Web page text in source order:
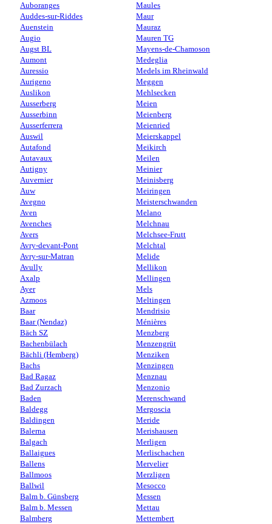
Auboranges
Auddes-sur-Riddes
Auenstein
Augio
Augst BL
Aumont
Auressio
Aurigeno
Auslikon
Ausserberg
Ausserbinn
Ausserferrera
Auswil
Autafond
Autavaux
Autigny
Auvernier
Auw
Avegno
Aven
Avenches
Avers
Avry-devant-Pont
Avry-sur-Matran
Avully
Axalp
Ayer
Azmoos
Baar
Baar (Nendaz)
Bäch SZ
Bachenbülach
Bächli (Hemberg)
Bachs
Bad Ragaz
Bad Zurzach
Baden
Baldegg
Baldingen
Balerna
Balgach
Ballaigues
Ballens
Ballmoos
Ballwil
Balm b. Günsberg
Balm b. Messen
Balmberg
Maules
Maur
Mauraz
Mauren TG
Mayens-de-Chamoson
Medeglia
Medels im Rheinwald
Meggen
Mehlsecken
Meien
Meienberg
Meienried
Meierskappel
Meikirch
Meilen
Meinier
Meinisberg
Meiringen
Meisterschwanden
Melano
Melchnau
Melchsee-Frutt
Melchtal
Melide
Mellikon
Mellingen
Mels
Meltingen
Mendrisio
Ménières
Menzberg
Menzengrüt
Menziken
Menzingen
Menznau
Menzonio
Merenschwand
Mergoscia
Meride
Merishausen
Merligen
Merlischachen
Mervelier
Merzligen
Mesocco
Messen
Mettau
Mettembert